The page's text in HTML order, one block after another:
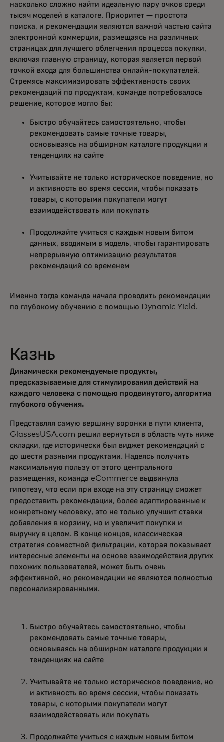
насколько сложно найти идеальную пару очков среди
тысяч моделей в каталоге. Приоритет — простота
поиска, и рекомендации являются важной частью сайта
электронной коммерции, размещаясь на различных
страницах для лучшего облегчения процесса покупки,
включая главную страницу, которая является первой
точкой входа для большинства онлайн-покупателей.
Стремясь максимизировать эффективность своих
рекомендаций по продуктам, команде потребовалось
решение, которое могло бы:
Быстро обучайтесь самостоятельно, чтобы
рекомендовать самые точные товары,
основываясь на обширном каталоге продукции и
тенденциях на сайте
Учитывайте не только историческое поведение, но
и активность во время сессии, чтобы показать
товары, с которыми покупатели могут
взаимодействовать или покупать
Продолжайте учиться с каждым новым битом
данных, вводимым в модель, чтобы гарантировать
непрерывную оптимизацию результатов
рекомендаций со временем
Именно тогда команда начала проводить рекомендации
по глубокому обучению с помощью Dynamic Yield.
Казнь
Динамически рекомендуемые продукты,
предсказываемые для стимулирования действий на
каждого человека с помощью продвинутого, алгоритма
глубокого обучения.
Представляя самую вершину воронки в пути клиента,
GlassesUSA.com решил вернуться в область чуть ниже
складки, где исторически был виджет рекомендаций с
до шести разными продуктами. Надеясь получить
максимальную пользу от этого центрального
размещения, команда eCommerce выдвинула
гипотезу, что если при входе на эту страницу сможет
предоставить рекомендации, более адаптированные к
конкретному человеку, это не только улучшит ставки
добавления в корзину, но и увеличит покупки и
выручку в целом. В конце концов, классическая
стратегия совместной фильтрации, которая показывает
интересные элементы на основе взаимодействия других
похожих пользователей, может быть очень
эффективной, но рекомендации не являются полностью
персонализированными.
Быстро обучайтесь самостоятельно, чтобы
рекомендовать самые точные товары,
основываясь на обширном каталоге продукции и
тенденциях на сайте
Учитывайте не только историческое поведение, но
и активность во время сессии, чтобы показать
товары, с которыми покупатели могут
взаимодействовать или покупать
Продолжайте учиться с каждым новым битом